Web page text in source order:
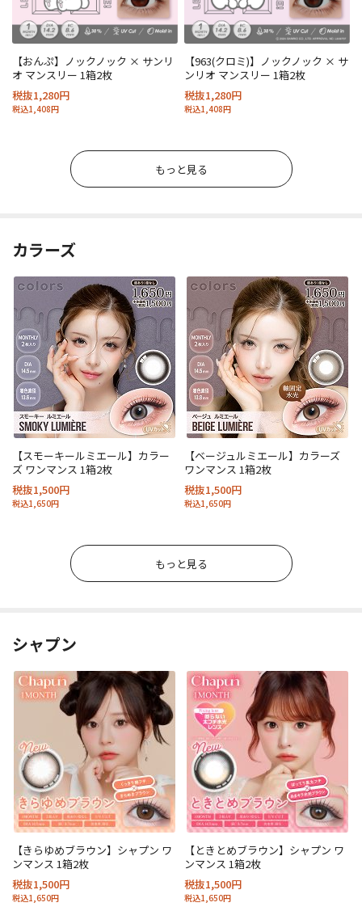
【おんぷ】ノックノック × サンリ
オ マンスリー 1箱2枚
税抜1,280円
税込1,408円
【963(クロミ)】ノックノック × サ
ンリオ マンスリー 1箱2枚
税抜1,280円
税込1,408円
もっと見る
カラーズ
【スモーキールミエール】カラー
ズ ワンマンス 1箱2枚
税抜1,500円
税込1,650円
【ベージュルミエール】カラーズ
ワンマンス 1箱2枚
税抜1,500円
税込1,650円
もっと見る
シャプン
【きらゆめブラウン】シャプン ワ
ンマンス 1箱2枚
税抜1,500円
税込1,650円
【ときとめブラウン】シャプン ワ
ンマンス 1箱2枚
税抜1,500円
税込1,650円